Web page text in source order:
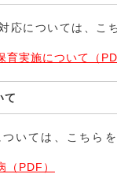
については、こち
育実施について（
て
ては、こちらを
（PDF）